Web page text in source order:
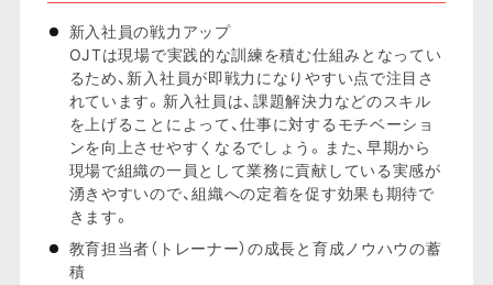
新入社員の戦力アップ
OJTは現場で実践的な訓練を積む仕組みとなってい
るため、新入社員が即戦力になりやすい点で注目さ
れています。新入社員は、課題解決力などのスキル
を上げることによって、仕事に対するモチベーショ
ンを向上させやすくなるでしょう。また、早期から
現場で組織の一員として業務に貢献している実感が
湧きやすいので、組織への定着を促す効果も期待で
きます。
教育担当者（トレーナー）の成長と育成ノウハウの蓄
積